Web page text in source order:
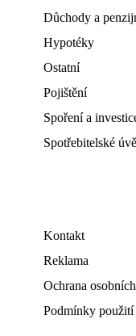
Důchody a
Hypotéky
Ostatní
Pojištění
Spoření a
Spotřebitelské
Kontakt
Reklama
Ochrana
Podmínky použití